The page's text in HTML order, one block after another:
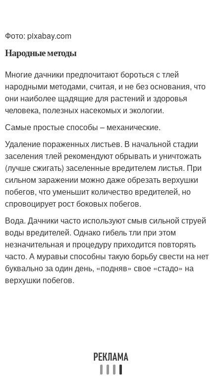
Фото: pixabay.com
Народные методы
Многие дачники предпочитают бороться с тлей
народными методами, считая, и не без основания, что
они наиболее щадящие для растений и здоровья
человека, полезных насекомых и экологии.
Самые простые способы – механические.
Удаление пораженных листьев. В начальной стадии
заселения тлей рекомендуют обрывать и уничтожать
(лучше сжигать) заселенные вредителем листья. При
сильном заражении можно даже обрезать верхушки
побегов, что уменьшит количество вредителей, но
спровоцирует рост боковых побегов.
Вода. Дачники часто используют смыв сильной струей
воды вредителей. Однако гибель тли при этом
незначительная и процедуру приходится повторять
часто. А муравьи способны такую борьбу свести на нет
буквально за один день, «подняв» свое «стадо» на
верхушки побегов.